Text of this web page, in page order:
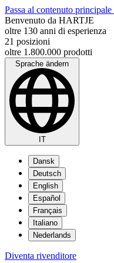
Passa al contenuto principale
Benvenuto da HARTJE
oltre 130 anni di esperienza
21 posizioni
oltre 1.800.000 prodotti
Sprache ändern
IT
Dansk
Deutsch
English
Español
Français
Italiano
Nederlands
Diventa rivenditore